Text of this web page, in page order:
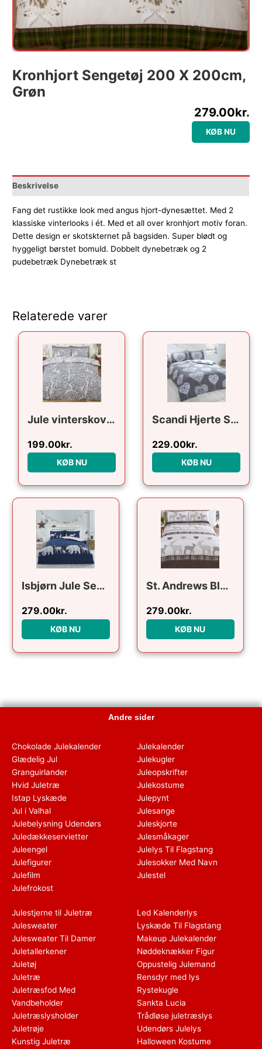
Kronhjort Sengetøj 200 X 200cm,
Grøn
279.00kr.
KØB NU
Beskrivelse
Fang det rustikke look med angus hjort-dynesættet. Med 2
klassiske vinterlooks i ét. Med et all over kronhjort motiv foran.
Dette design er skotskternet på bagsiden. Super blødt og
hyggeligt børstet bomuld. Dobbelt dynebetræk og 2
pudebetræk Dynebetræk st
Relaterede varer
Jule vinterskov Sengetøj 135 x 200cm Grå
199.00kr.
KØB NU
Scandi Hjerte Sengetøj 135 x 200cm
229.00kr.
KØB NU
Isbjørn Jule Sengetøj til dobbeltdyne 220x230cm
279.00kr.
KØB NU
St. Andrews Blødt til dobbeltdyne, 200x200cm
279.00kr.
KØB NU
Andre sider
Chokolade Julekalender
Glædelig Jul
Granguirlander
Hvid Juletræ
Istap Lyskæde
Jul i Valhal
Julebelysning Udendørs
Juledækkeservietter
Juleengel
Julefigurer
Julefilm
Julefrokost
Julekalender
Julekugler
Juleopskrifter
Julekostume
Julepynt
Julesange
Juleskjorte
Julesmåkager
Julelys Til Flagstang
Julesokker Med Navn
Julestel
Julestjerne til Juletræ
Julesweater
Julesweater Til Damer
Juletallerkener
Juletøj
Juletræ
Juletræsfod Med
Vandbeholder
Juletræslysholder
Juletrøje
Kunstig Juletræ
Led Kalenderlys
Lyskæde Til Flagstang
Makeup Julekalender
Nøddeknækker Figur
Oppustelig Julemand
Rensdyr med lys
Rystekugle
Sankta Lucia
Trådløse juletræslys
Udendørs Julelys
Halloween Kostume